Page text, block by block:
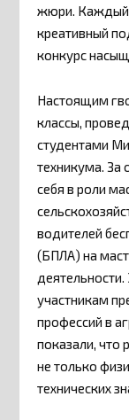
жюри. Каждый
креативный
конкурс
Настоящим
классы,
студентами
техникума. За
себя в роли
водителей
(БПЛА) на
деятельности.
участникам
профессий в
показали, что
не только
технических